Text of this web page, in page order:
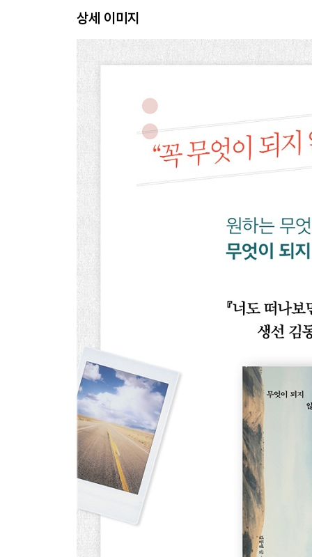
사진 찍는 게 시큰둥해졌습니다 58
케루악이라고 부를게 64
동관 17층 134병동 35호실에서 70
내가 안 아팠을 때 74
내가 스스로를 유배시킨 곳 82
그랬다면 널 만나지 못했겠지 86
2 떠난다
어쨌건 저는 여행 작가입니다 92
그때 여행과 지금의 여행까지 104
이곳에서 살아가기 위해 108
몰래 버려두고 오기, 그리고 슬쩍 품에 담아오기
너에게서 내가 했던 말들을 들었을 때 120
그는 항상 다른 모습으로 온다 126
셋보다 좋은 둘, 그리고 둘보다 좋은 혼자 130
먹는 괴로움 135
그때 새 언어가 내 안으로 들어왔다 142
적당한 때 말해줄래 148
지금 이 순간 그 사람은 150
말라가에서 볼래요? 152
나의 잿빛 4월 160
방콕에서 완벽한 겨울 보내기 166
낯선 곳에서 일상을 보낸다는 건 170
다음에는 여행 동행으로 만나자 178
한 박자 느린 사람의 빛나는 순간 182
막 시작된 또 다른 10년을 위하여 188
당신이 길 위에서 보게 될 것 193
지금이 당신이 집으로 돌아갈 때 196
상세 이미지